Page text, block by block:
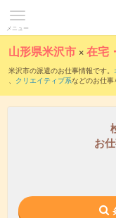
メニュー
山形県米沢市 ×在宅
米沢市の派遣のお仕事情報です。
、 クリエイティブ系などのお仕
お